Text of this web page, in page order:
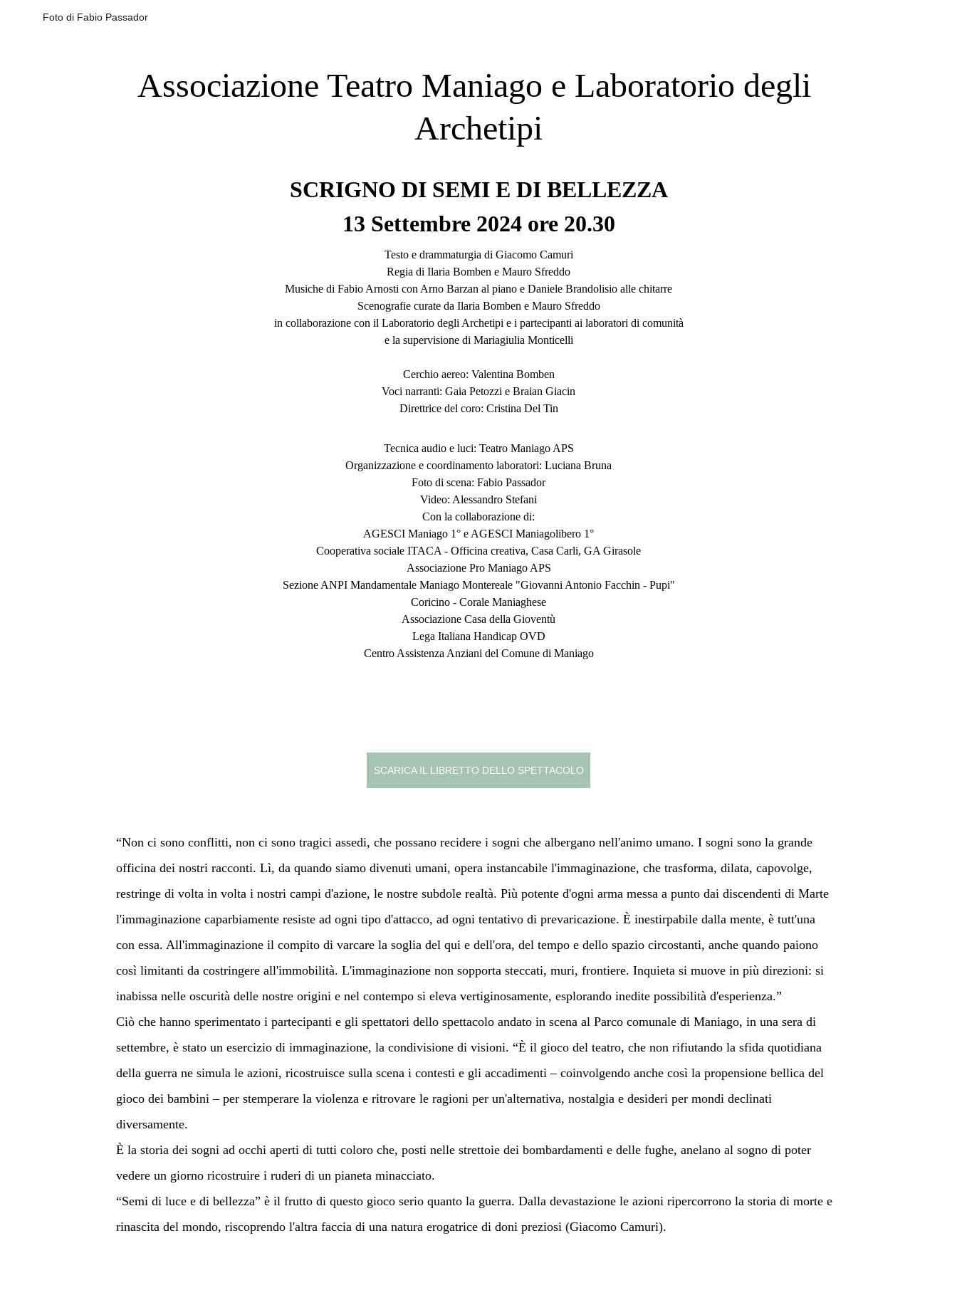
Foto di Fabio Passador
Associazione Teatro Maniago e Laboratorio degli
Archetipi
SCRIGNO DI SEMI E DI BELLEZZA
13 Settembre 2024 ore 20.30
Testo e drammaturgia di Giacomo Camuri
Regia di Ilaria Bomben e Mauro Sfreddo
Musiche di Fabio Arnosti con Arno Barzan al piano e Daniele Brandolisio alle chitarre
Scenografie curate da Ilaria Bomben e Mauro Sfreddo
in collaborazione con il Laboratorio degli Archetipi e i partecipanti ai laboratori di comunità
e la supervisione di Mariagiulia Monticelli
Cerchio aereo: Valentina Bomben
Voci narranti: Gaia Petozzi e Braian Giacin
Direttrice del coro: Cristina Del Tin
Tecnica audio e luci: Teatro Maniago APS
Organizzazione e coordinamento laboratori: Luciana Bruna
Foto di scena: Fabio Passador
Video: Alessandro Stefani
Con la collaborazione di:
AGESCI Maniago 1° e AGESCI Maniagolibero 1°
Cooperativa sociale ITACA - Officina creativa, Casa Carli, GA Girasole
Associazione Pro Maniago APS
Sezione ANPI Mandamentale Maniago Montereale "Giovanni Antonio Facchin - Pupi"
Coricino - Corale Maniaghese
Associazione Casa della Gioventù
Lega Italiana Handicap OVD
Centro Assistenza Anziani del Comune di Maniago
SCARICA IL LIBRETTO DELLO SPETTACOLO
“Non ci sono conflitti, non ci sono tragici assedi, che possano recidere i sogni che albergano nell'animo umano. I sogni sono la grande
officina dei nostri racconti. Lì, da quando siamo divenuti umani, opera instancabile l'immaginazione, che trasforma, dilata, capovolge,
restringe di volta in volta i nostri campi d'azione, le nostre subdole realtà. Più potente d'ogni arma messa a punto dai discendenti di Marte
l'immaginazione caparbiamente resiste ad ogni tipo d'attacco, ad ogni tentativo di prevaricazione. È inestirpabile dalla mente, è tutt'una
con essa. All'immaginazione il compito di varcare la soglia del qui e dell'ora, del tempo e dello spazio circostanti, anche quando paiono
così limitanti da costringere all'immobilità. L'immaginazione non sopporta steccati, muri, frontiere. Inquieta si muove in più direzioni: si
inabissa nelle oscurità delle nostre origini e nel contempo si eleva vertiginosamente, esplorando inedite possibilità d'esperienza.”
Ciò che hanno sperimentato i partecipanti e gli spettatori dello spettacolo andato in scena al Parco comunale di Maniago, in una sera di
settembre, è stato un esercizio di immaginazione, la condivisione di visioni. “È il gioco del teatro, che non rifiutando la sfida quotidiana
della guerra ne simula le azioni, ricostruisce sulla scena i contesti e gli accadimenti – coinvolgendo anche così la propensione bellica del
gioco dei bambini – per stemperare la violenza e ritrovare le ragioni per un'alternativa, nostalgia e desideri per mondi declinati
diversamente.
È la storia dei sogni ad occhi aperti di tutti coloro che, posti nelle strettoie dei bombardamenti e delle fughe, anelano al sogno di poter
vedere un giorno ricostruire i ruderi di un pianeta minacciato.
“Semi di luce e di bellezza” è il frutto di questo gioco serio quanto la guerra. Dalla devastazione le azioni ripercorrono la storia di morte e
rinascita del mondo, riscoprendo l'altra faccia di una natura erogatrice di doni preziosi (Giacomo Camuri).